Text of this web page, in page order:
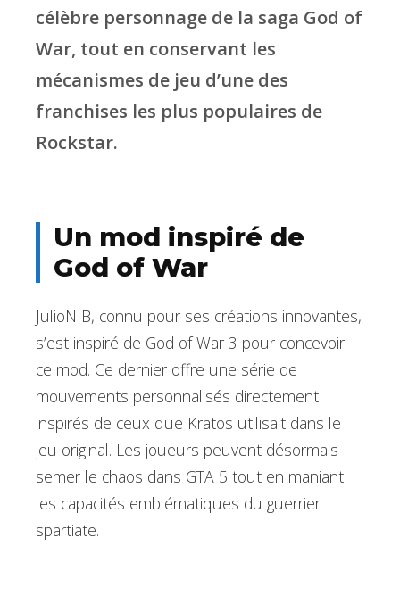
célèbre personnage de la saga God of
War, tout en conservant les
mécanismes de jeu d’une des
franchises les plus populaires de
Rockstar.
Un mod inspiré de
God of War
JulioNIB, connu pour ses créations innovantes,
s’est inspiré de God of War 3 pour concevoir
ce mod. Ce dernier offre une série de
mouvements personnalisés directement
inspirés de ceux que Kratos utilisait dans le
jeu original. Les joueurs peuvent désormais
semer le chaos dans GTA 5 tout en maniant
les capacités emblématiques du guerrier
spartiate.